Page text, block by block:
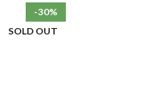
-30%
SOLD OUT